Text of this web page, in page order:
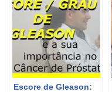
Escore de Gleason: